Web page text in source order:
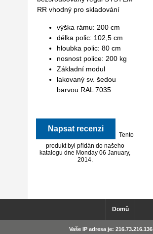
RR vhodný pro skladování
výška rámu: 200 cm
délka polic: 102,5 cm
hloubka polic: 80 cm
nosnost police: 200 kg
Základní modul
lakovaný sv. šedou
barvou RAL 7035
Napsat recenzi
Tento
produkt byl přidán do našeho
katalogu dne Monday 06 January,
2014.
Domů
Vaše IP adresa je: 216.73.216.136